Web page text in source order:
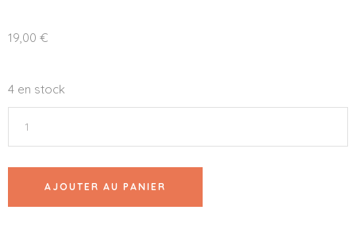
19,00 €
4 en stock
AJOUTER AU PANIER